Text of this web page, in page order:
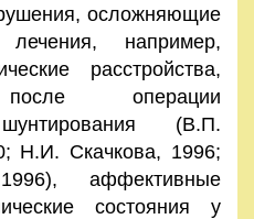
осложняющие
например,
расстройства,
операции
шунтирования (В.П.
Н.И. Скачкова, 1996;
аффективные
состояния у